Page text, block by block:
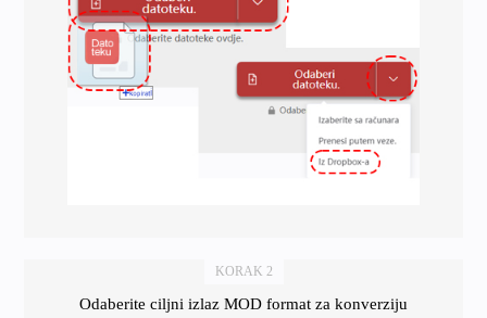
KORAK 2
Odaberite ciljni izlaz MOD format za konverziju